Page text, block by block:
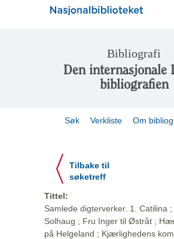
Bibliografi
Den internasjonale
bibliografien
Søk Verkliste Om
Tilbake til
søketreff
Tittel:
Samlede digterverker. 1. Catilina
Solhaug ; Fru Inger til Østråt ;
på Helgeland ; Kjærlighedens